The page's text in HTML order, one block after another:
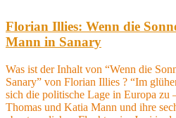
Florian Illies: Wenn die
Mann in Sanary
Was ist der Inhalt von “Wenn die
Sanary” von Florian Illies ? “Im
sich die politische Lage in Europa zu
Thomas und Katia Mann und ihre